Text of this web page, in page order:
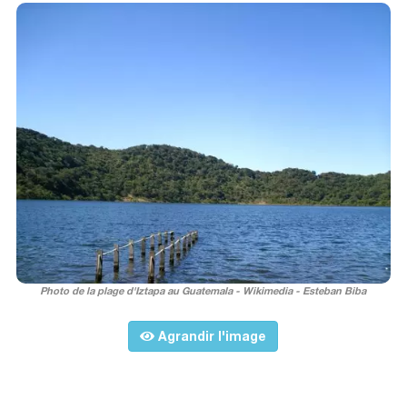
Photo de la plage d'Iztapa au Guatemala - Wikimedia - Esteban Biba
Agrandir l'image